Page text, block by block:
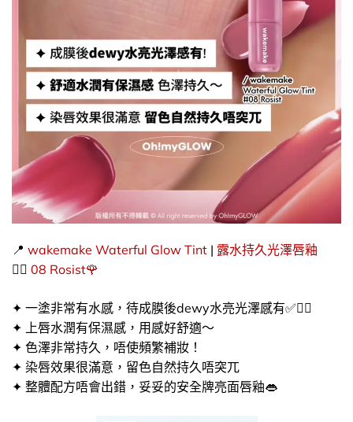
📍 wakemake Waterful Glow Tint | 露水持久光澤唇釉
👉🏻​ 08 Rosist🌹
✦ 一塗非常有水感，待成膜後dewy水亮光澤感有✅​👍🏻​
✦ 上唇水潤有保濕感，用感好舒適～
✦ 色澤非常持久，唔使頻繁補妝！
✦ 染唇效果很滿意，留色自然持久唔突兀
✦ 整體配方唔會出錯，妥妥的安全牌亮面唇釉👄​